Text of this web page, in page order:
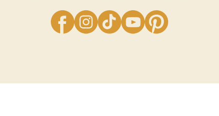
facebookInstagram
TikTok YouTube